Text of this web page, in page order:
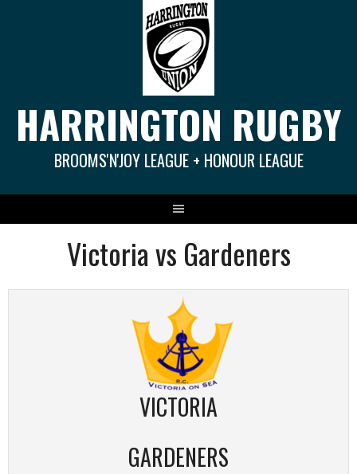
HARRINGTON RUGBY
BROOMS'N'JOY LEAGUE + HONOUR LEAGUE
Victoria vs Gardeners
VICTORIA
GARDENERS